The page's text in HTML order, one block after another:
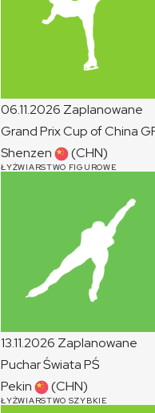
06.11.2026 Zaplanowane
Grand Prix Cup of China
Shenzen
(CHN)
ŁYŻWIARSTWO FIGUROWE
13.11.2026 Zaplanowane
Puchar ŚwiataPŚ
Pekin
(CHN)
ŁYŻWIARSTWO SZYBKIE